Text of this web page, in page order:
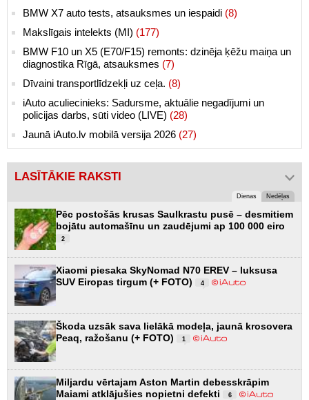
BMW X7 auto tests, atsauksmes un iespaidi (8)
Makslīgais intelekts (MI) (177)
BMW F10 un X5 (E70/F15) remonts: dzinēja ķēžu maiņa un
diagnostika Rīgā, atsauksmes (7)
Dīvaini transportlīdzekļi uz ceļa. (8)
iAuto aculiecinieks: Sadursme, aktuālie negadījumi un
policijas darbs, sūti video (LIVE) (28)
Jaunā iAuto.lv mobilā versija 2026 (27)
LASĪTĀKIE RAKSTI
Dienas Nedēļas
Pēc postošās krusas Saulkrastu pusē – desmitiem
bojātu automašīnu un zaudējumi ap 100 000 eiro
2
Xiaomi piesaka SkyNomad N70 EREV – luksusa
SUV Eiropas tirgum (+ FOTO)
4
Škoda uzsāk sava lielākā modeļa, jaunā krosovera
Peaq, ražošanu (+ FOTO)
1
Miljardu vērtajam Aston Martin debesskrāpim
Maiami atklājušies nopietni defekti
6